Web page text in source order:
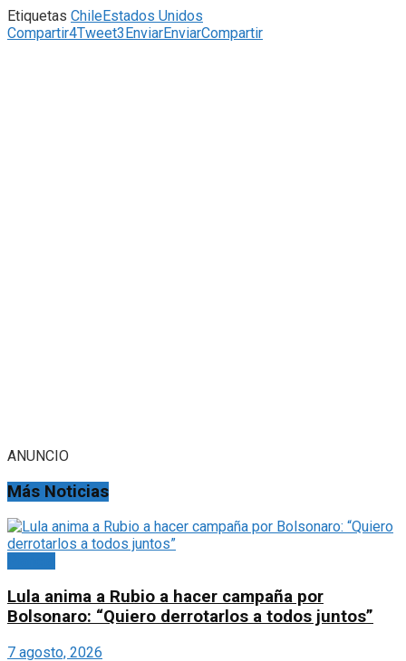
Etiquetas ChileEstados Unidos
Compartir4Tweet3EnviarEnviarCompartir
ANUNCIO
Más Noticias
Lula anima a Rubio a hacer campaña por
Bolsonaro: “Quiero derrotarlos a todos juntos”
7 agosto, 2026